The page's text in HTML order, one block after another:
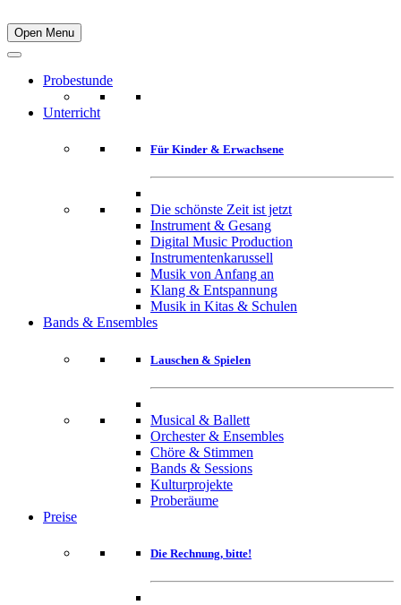
Open Menu
Probestunde
Unterricht
Für Kinder & Erwachsene
Die schönste Zeit ist jetzt
Instrument & Gesang
Digital Music Production
Instrumentenkarussell
Musik von Anfang an
Klang & Entspannung
Musik in Kitas & Schulen
Bands & Ensembles
Lauschen & Spielen
Musical & Ballett
Orchester & Ensembles
Chöre & Stimmen
Bands & Sessions
Kulturprojekte
Proberäume
Preise
Die Rechnung, bitte!